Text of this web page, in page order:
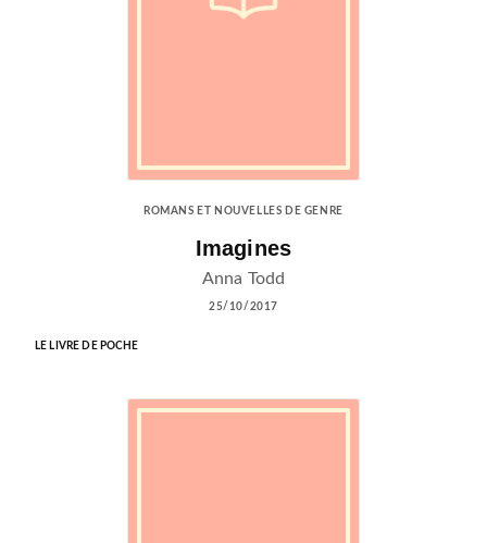
ROMANS ET NOUVELLES DE GENRE
Imagines
Anna Todd
25/10/2017
LE LIVRE DE POCHE